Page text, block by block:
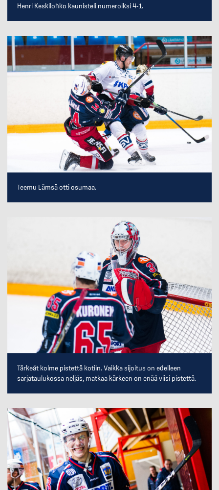
Henri Keskilohko kaunisteli numeroiksi 4-1.
Teemu Lämsä otti osumaa.
Tärkeät kolme pistettä kotiin. Vaikka sijoitus on edelleen
sarjataulukossa neljäs, matkaa kärkeen on enää viisi pistettä.